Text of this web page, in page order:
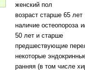
женский пол
возраст старше 65 лет
наличие остеопороза
50 лет и старше
предшествующие
некоторые
ранняя (в том числе